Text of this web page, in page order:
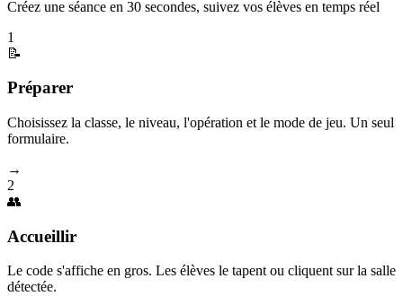
Créez une séance en 30 secondes, suivez vos élèves en temps réel
1
📝
Préparer
Choisissez la classe, le niveau, l'opération et le mode de jeu. Un seul
formulaire.
→
2
👥
Accueillir
Le code s'affiche en gros. Les élèves le tapent ou cliquent sur la salle
détectée.